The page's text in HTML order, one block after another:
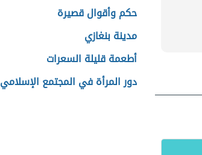
حكم وأقوال قصيرة
مدينة بنغازي
أطعمة قليلة السعرات
دور المرأة في المجتمع الإسلامي